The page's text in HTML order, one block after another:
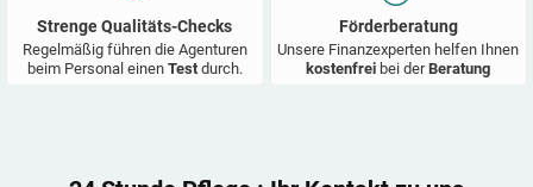
Strenge Qualitäts-Checks
Regelmäßig führen die Agenturen
beim Personal einen Test durch.
Förderberatung
Unsere Finanzexperten helfen Ihnen
kostenfrei bei derBeratung